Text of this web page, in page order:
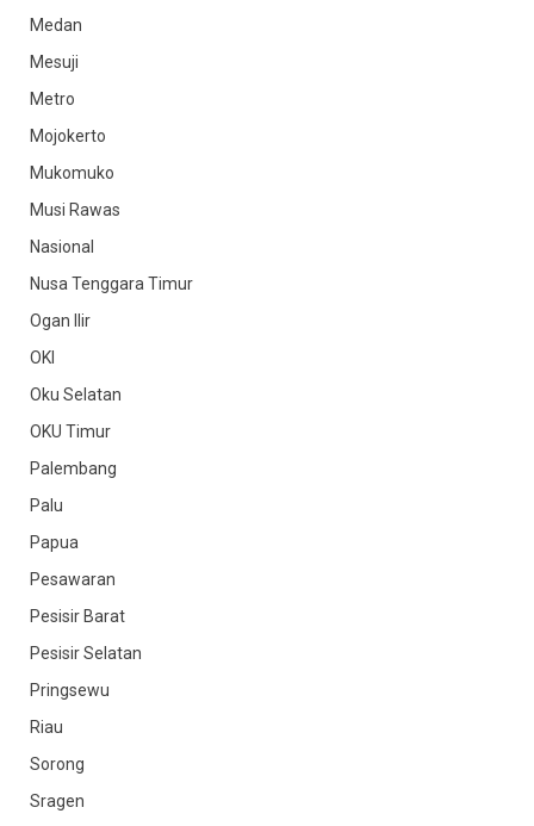
Medan
Mesuji
Metro
Mojokerto
Mukomuko
Musi Rawas
Nasional
Nusa Tenggara Timur
Ogan Ilir
OKI
Oku Selatan
OKU Timur
Palembang
Palu
Papua
Pesawaran
Pesisir Barat
Pesisir Selatan
Pringsewu
Riau
Sorong
Sragen